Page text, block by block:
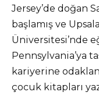
Jersey’de doğan
başlamış ve
Üniversitesi’nde
Pennsylvania’ya
kariyerine
çocuk kitapları